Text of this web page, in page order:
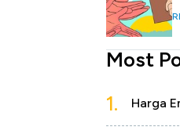
Most
1.
Harga